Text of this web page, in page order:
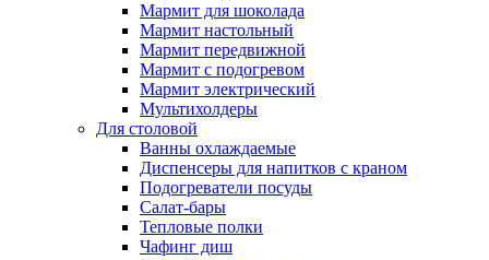
Мармит для шоколада
Мармит настольный
Мармит передвижной
Мармит с подогревом
Мармит электрический
Мультихолдеры
Для столовой
Ванны охлаждаемые
Диспенсеры для напитков с краном
Подогреватели посуды
Салат-бары
Тепловые полки
Чафинг диш